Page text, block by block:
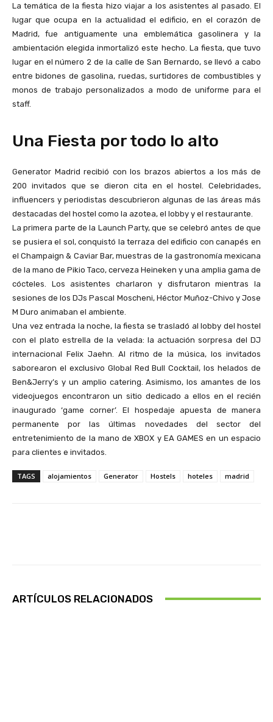
La temática de la fiesta hizo viajar a los asistentes al pasado. El
lugar que ocupa en la actualidad el edificio, en el corazón de
Madrid, fue antiguamente una emblemática gasolinera y la
ambientación elegida inmortalizó este hecho. La fiesta, que tuvo
lugar en el número 2 de la calle de San Bernardo, se llevó a cabo
entre bidones de gasolina, ruedas, surtidores de combustibles y
monos de trabajo personalizados a modo de uniforme para el
staff.
Una Fiesta por todo lo alto
Generator Madrid recibió con los brazos abiertos a los más de
200 invitados que se dieron cita en el hostel. Celebridades,
influencers y periodistas descubrieron algunas de las áreas más
destacadas del hostel como la azotea, el lobby y el restaurante.
La primera parte de la Launch Party, que se celebró antes de que
se pusiera el sol, conquistó la terraza del edificio con canapés en
el Champaign & Caviar Bar, muestras de la gastronomía mexicana
de la mano de Pikio Taco, cerveza Heineken y una amplia gama de
cócteles. Los asistentes charlaron y disfrutaron mientras la
sesiones de los DJs Pascal Moscheni, Héctor Muñoz-Chivo y Jose
M Duro animaban el ambiente.
Una vez entrada la noche, la fiesta se trasladó al lobby del hostel
con el plato estrella de la velada: la actuación sorpresa del DJ
internacional Felix Jaehn. Al ritmo de la música, los invitados
saborearon el exclusivo Global Red Bull Cocktail, los helados de
Ben&Jerry’s y un amplio catering. Asimismo, los amantes de los
videojuegos encontraron un sitio dedicado a ellos en el recién
inaugurado ‘game corner’. El hospedaje apuesta de manera
permanente por las últimas novedades del sector del
entretenimiento de la mano de XBOX y EA GAMES en un espacio
para clientes e invitados.
TAGS alojamientos Generator Hostels hoteles madrid
ARTÍCULOS RELACIONADOS